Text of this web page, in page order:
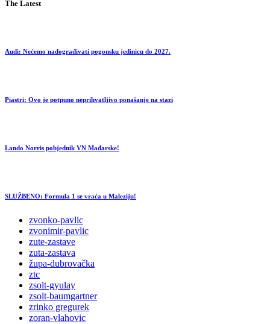
The Latest
Audi: Nećemo nadograđivati pogonsku jedinicu do 2027.
Piastri: Ovo je potpuno neprihvatljivo ponašanje na stazi
Lando Norris pobjednik VN Mađarske!
SLUŽBENO: Formula 1 se vraća u Maleziju!
zvonko-pavlic
zvonimir-pavlic
zute-zastave
zuta-zastava
župa-dubrovačka
ztc
zsolt-gyulay
zsolt-baumgartner
zrinko gregurek
zoran-vlahovic